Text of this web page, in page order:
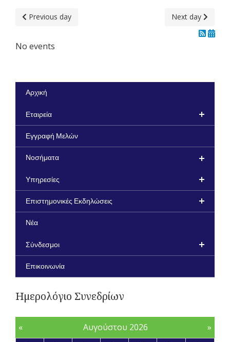
Previous day Next day
No events
Αρχική
Εταιρεία
Εγγραφή Μελών
Νοσήματα
Υπηρεσίες
Επιστημονικές Εκδηλώσεις
Νέα
Σύνδεσμοι
Επικοινωνία
Ημερολόγιο Συνεδρίων
« Αυγούστου 2026 »